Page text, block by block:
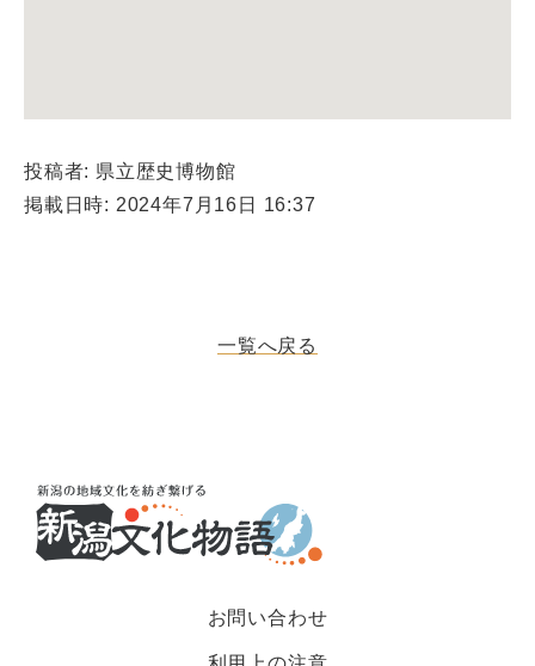
投稿者: 県立歴史博物館
掲載日時: 2024年7月16日 16:37
一覧へ戻る
お問い合わせ